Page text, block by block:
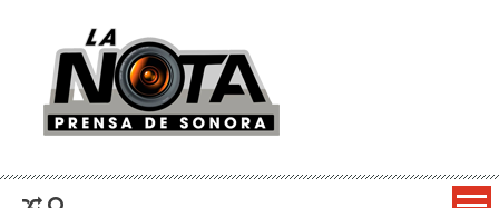
La Nota Prensa De Sonora